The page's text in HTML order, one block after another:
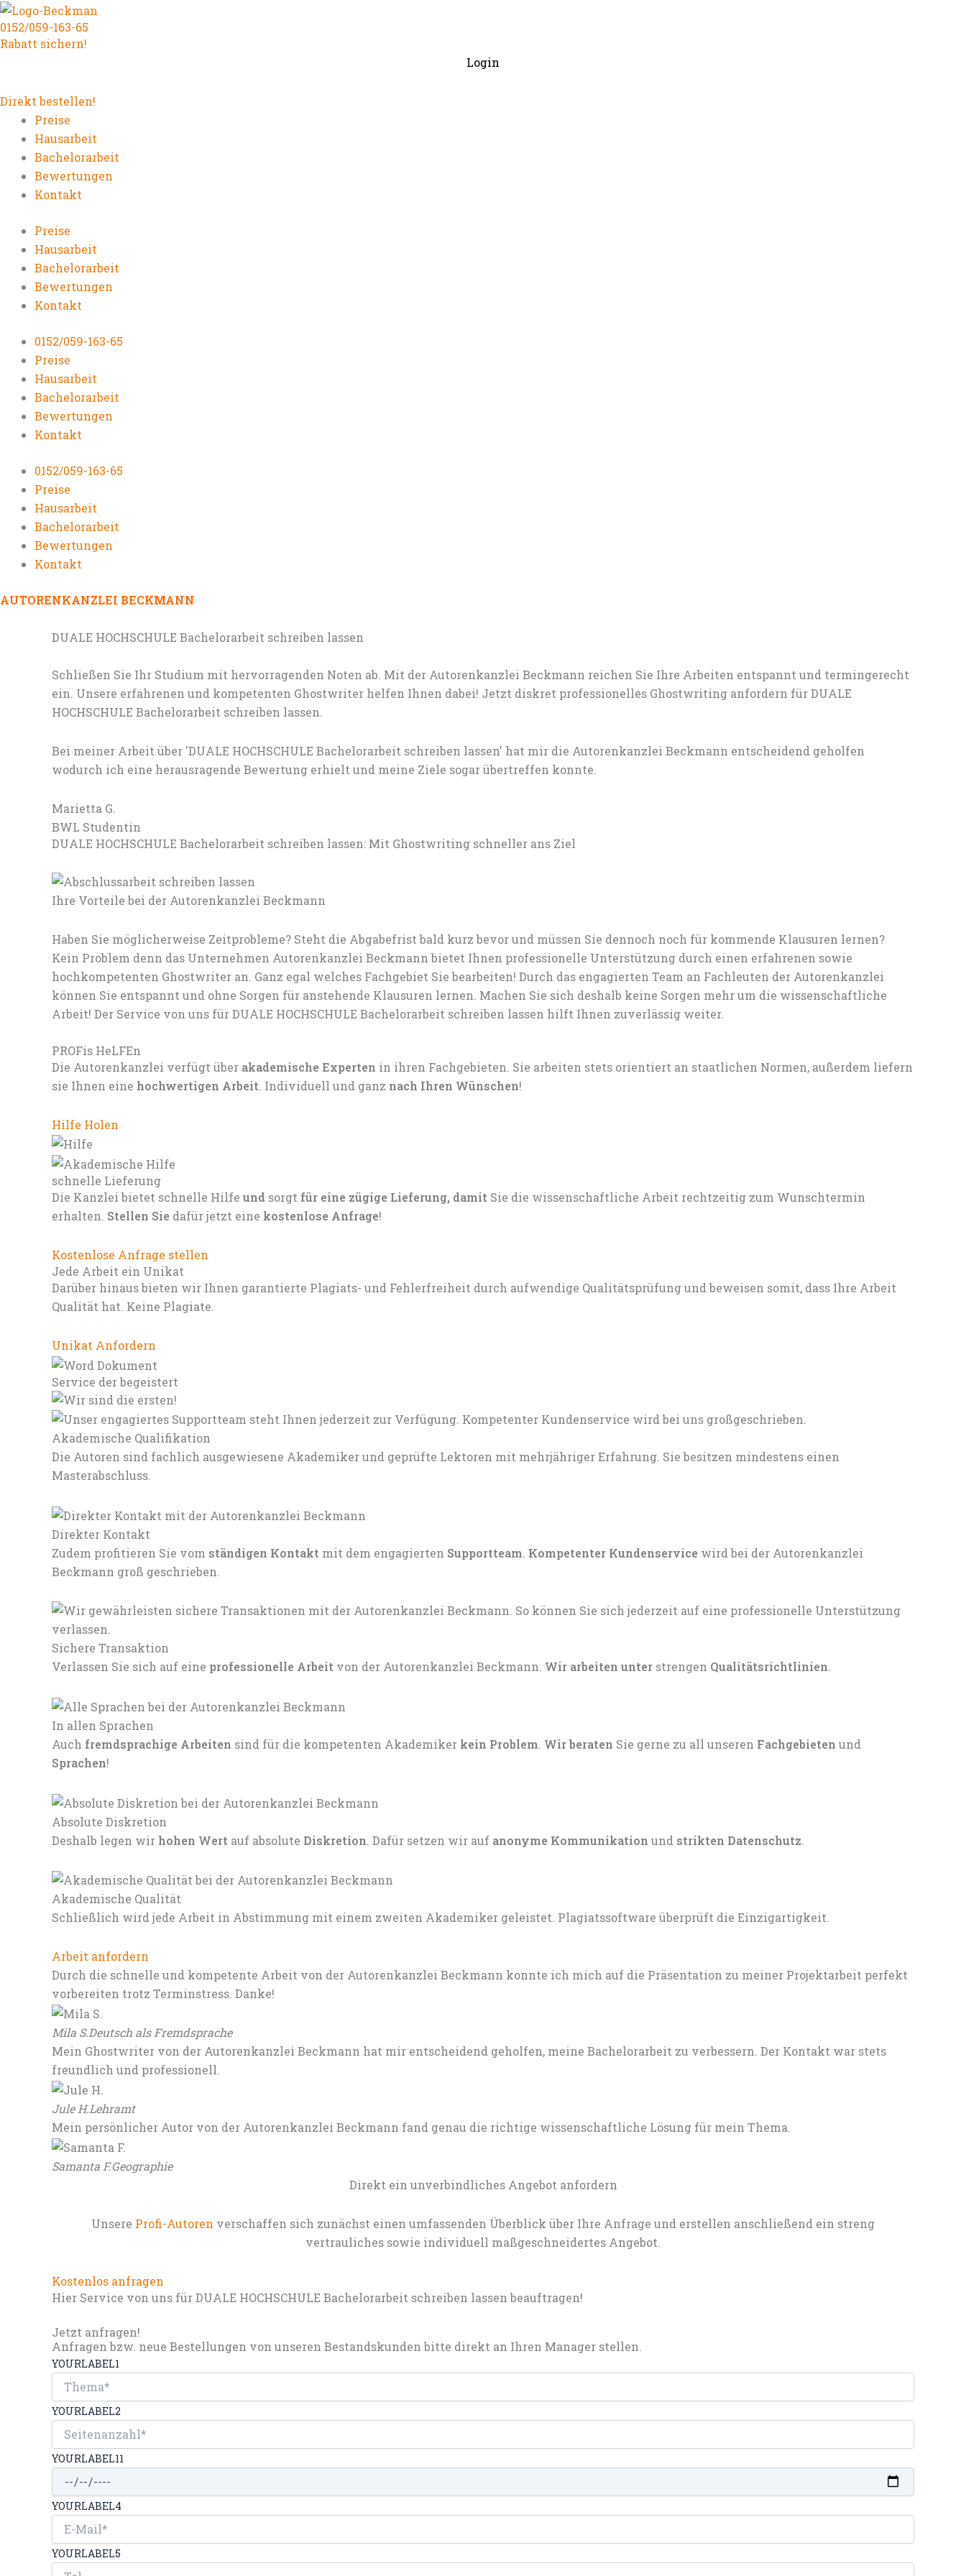
Zum
Inhalt
springen
0152/059-163-65
Rabatt sichern!
Login
Direkt bestellen!
Preise
Hausarbeit
Bachelorarbeit
Bewertungen
Kontakt
Preise
Hausarbeit
Bachelorarbeit
Bewertungen
Kontakt
0152/059-163-65
Preise
Hausarbeit
Bachelorarbeit
Bewertungen
Kontakt
0152/059-163-65
Preise
Hausarbeit
Bachelorarbeit
Bewertungen
Kontakt
AUTORENKANZLEI BECKMANN
DUALE HOCHSCHULE Bachelorarbeit schreiben lassen
Schließen Sie Ihr Studium mit hervorragenden Noten ab. Mit der Autorenkanzlei Beckmann reichen Sie Ihre Arbeiten entspannt und termingerecht
ein. Unsere erfahrenen und kompetenten Ghostwriter helfen Ihnen dabei! Jetzt diskret professionelles Ghostwriting anfordern für DUALE
HOCHSCHULE Bachelorarbeit schreiben lassen.
Bei meiner Arbeit über 'DUALE HOCHSCHULE Bachelorarbeit schreiben lassen' hat mir die Autorenkanzlei Beckmann entscheidend geholfen
wodurch ich eine herausragende Bewertung erhielt und meine Ziele sogar übertreffen konnte.
Marietta G.
BWL Studentin
DUALE HOCHSCHULE Bachelorarbeit schreiben lassen: Mit Ghostwriting schneller ans Ziel
Ihre Vorteile bei der Autorenkanzlei Beckmann
Haben Sie möglicherweise Zeitprobleme? Steht die Abgabefrist bald kurz bevor und müssen Sie dennoch noch für kommende Klausuren lernen?
Kein Problem denn das Unternehmen Autorenkanzlei Beckmann bietet Ihnen professionelle Unterstützung durch einen erfahrenen sowie
hochkompetenten Ghostwriter an. Ganz egal welches Fachgebiet Sie bearbeiten! Durch das engagierten Team an Fachleuten der Autorenkanzlei
können Sie entspannt und ohne Sorgen für anstehende Klausuren lernen. Machen Sie sich deshalb keine Sorgen mehr um die wissenschaftliche
Arbeit! Der Service von uns für DUALE HOCHSCHULE Bachelorarbeit schreiben lassen hilft Ihnen zuverlässig weiter.
PROFis HeLFEn
Die Autorenkanzlei verfügt über akademische Experten in ihren Fachgebieten. Sie arbeiten stets orientiert an staatlichen Normen, außerdem liefern
sie Ihnen eine hochwertigen Arbeit. Individuell und ganz nach Ihren Wünschen!
Hilfe Holen
schnelle Lieferung
Die Kanzlei bietet schnelle Hilfe und sorgt für eine zügige Lieferung, damit Sie die wissenschaftliche Arbeit rechtzeitig zum Wunschtermin
erhalten. Stellen Sie dafür jetzt eine kostenlose Anfrage!
Kostenlose Anfrage stellen
Jede Arbeit ein Unikat
Darüber hinaus bieten wir Ihnen garantierte Plagiats- und Fehlerfreiheit durch aufwendige Qualitätsprüfung und beweisen somit, dass Ihre Arbeit
Qualität hat. Keine Plagiate.
Unikat Anfordern
Service der begeistert
Akademische Qualifikation
Die Autoren sind fachlich ausgewiesene Akademiker und geprüfte Lektoren mit mehrjähriger Erfahrung. Sie besitzen mindestens einen
Masterabschluss.
Direkter Kontakt
Zudem profitieren Sie vom ständigen Kontakt mit dem engagierten Supportteam. Kompetenter Kundenservice wird bei der Autorenkanzlei
Beckmann groß geschrieben.
Sichere Transaktion
Verlassen Sie sich auf eine professionelle Arbeit von der Autorenkanzlei Beckmann. Wir arbeiten unter strengen Qualitätsrichtlinien.
In allen Sprachen
Auch fremdsprachige Arbeiten sind für die kompetenten Akademiker kein Problem. Wir beraten Sie gerne zu all unseren Fachgebieten und
Sprachen!
Absolute Diskretion
Deshalb legen wir hohen Wert auf absolute Diskretion. Dafür setzen wir auf anonyme Kommunikation und strikten Datenschutz.
Akademische Qualität
Schließlich wird jede Arbeit in Abstimmung mit einem zweiten Akademiker geleistet. Plagiatssoftware überprüft die Einzigartigkeit.
Arbeit anfordern
Durch die schnelle und kompetente Arbeit von der Autorenkanzlei Beckmann konnte ich mich auf die Präsentation zu meiner Projektarbeit perfekt
vorbereiten trotz Terminstress. Danke!
Mila S.Deutsch als Fremdsprache
Mein Ghostwriter von der Autorenkanzlei Beckmann hat mir entscheidend geholfen, meine Bachelorarbeit zu verbessern. Der Kontakt war stets
freundlich und professionell.
Jule H.Lehramt
Mein persönlicher Autor von der Autorenkanzlei Beckmann fand genau die richtige wissenschaftliche Lösung für mein Thema.
Samanta F.Geographie
Direkt ein unverbindliches Angebot anfordern
Unsere Profi-Autoren verschaffen sich zunächst einen umfassenden Überblick über Ihre Anfrage und erstellen anschließend ein streng
vertrauliches sowie individuell maßgeschneidertes Angebot.
Kostenlos anfragen
Hier Service von uns für DUALE HOCHSCHULE Bachelorarbeit schreiben lassen beauftragen!
Jetzt anfragen!
Anfragen bzw. neue Bestellungen von unseren Bestandskunden bitte direkt an Ihren Manager stellen.
YOURLABEL1
YOURLABEL2
YOURLABEL11
YOURLABEL4
YOURLABEL5